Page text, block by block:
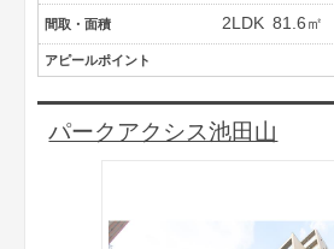
間取・面積 2LDK 81.6㎡
アピールポイント
パークアクシス池田山